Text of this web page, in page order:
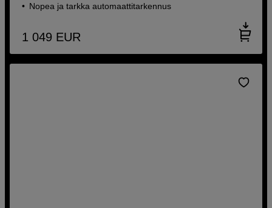
Nopea ja tarkka automaattitarkennus
1 049 EUR